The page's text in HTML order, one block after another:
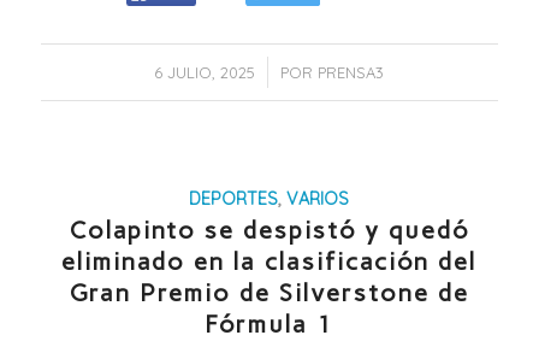
6 JULIO, 2025
/ POR PRENSA3
DEPORTES,VARIOS
Colapinto se despistó y quedó
eliminado en la clasificación del
Gran Premio de Silverstone de
Fórmula 1